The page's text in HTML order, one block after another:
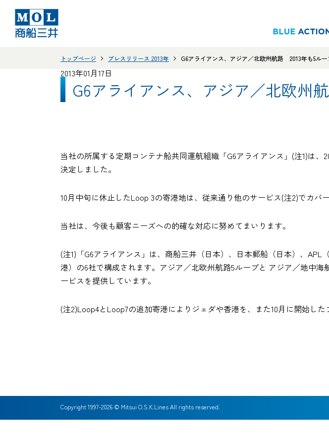
トップページ プレスリリース 2013年 G6アライアンス、アジア／北欧州航路 2013年も5ル
2013年01月17日
G6アライアンス、アジア／北欧州
当社の所属する定期コンテナ船共同運航組織「G6アライアンス」 (注1)は、
決定しました。
10月中旬に休止したLoop 3の寄港地は、従来通り他のサービス(注2)でカバ
当社は、今後も顧客ニーズへの的確な対応に努めてまいります。
(注1)「G6アライアンス」は、商船三井（日本）、日本郵船（日本）、
港）の6社で構成されます。アジア／北欧州航路5ループと アジア／地中
ービスを提供しています。
(注2)Loop4とLoop7の追加寄港によりジェダや香港を、また10月に開始し
Copyright 1997-2026 © Mitsui O.S.K.Lines All rights reserved.